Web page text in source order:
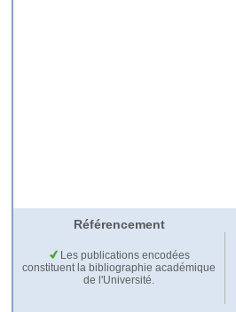
Référencement
Les publications encodées
constituent la bibliographie académique
de l'Université.